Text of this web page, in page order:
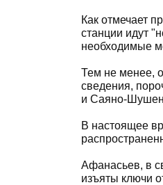
Как отмечает
станции идут
необходимые
Тем не менее,
сведения,
и Саяно-
В настоящее
Афанасьев, в
изъяты ключи